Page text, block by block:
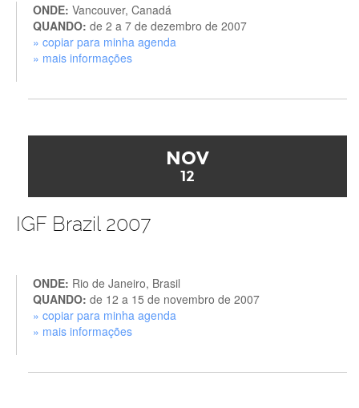
ONDE: Vancouver, Canadá
QUANDO: de 2 a 7 de dezembro de 2007
» copiar para minha agenda
» mais informações
NOV
12
IGF Brazil 2007
ONDE: Rio de Janeiro, Brasil
QUANDO: de 12 a 15 de novembro de 2007
» copiar para minha agenda
» mais informações